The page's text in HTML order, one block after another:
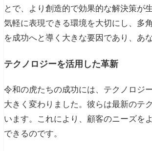
とで、より創造的で効果的な解決策が
気軽に表現できる環境を大切にし、多
を成功へと導く大きな要因であり、あ
テクノロジーを活用した革新
令和の虎たちの成功には、テクノロジ
大きく変わりました。彼らは最新のテ
います。これにより、顧客のニーズを
できるのです。